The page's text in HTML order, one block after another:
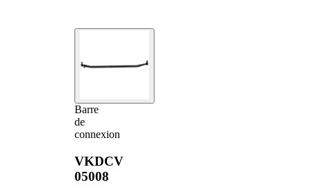
Barre
de
connexion
VKDCV
05008